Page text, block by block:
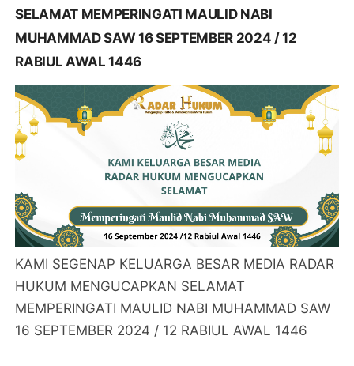
SELAMAT MEMPERINGATI MAULID NABI
MUHAMMAD SAW 16 SEPTEMBER 2024 / 12
RABIUL AWAL 1446
KAMI SEGENAP KELUARGA BESAR MEDIA RADAR
HUKUM MENGUCAPKAN SELAMAT
MEMPERINGATI MAULID NABI MUHAMMAD SAW
16 SEPTEMBER 2024 / 12 RABIUL AWAL 1446